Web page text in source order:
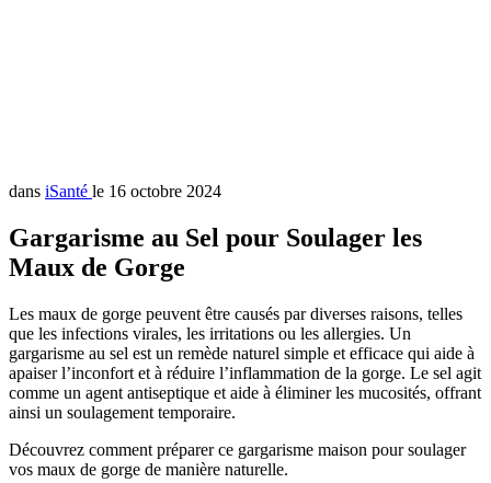
dans iSanté le 16 octobre 2024
Gargarisme au Sel pour Soulager les
Maux de Gorge
Les maux de gorge peuvent être causés par diverses raisons, telles
que les infections virales, les irritations ou les allergies. Un
gargarisme au sel est un remède naturel simple et efficace qui aide à
apaiser l’inconfort et à réduire l’inflammation de la gorge. Le sel agit
comme un agent antiseptique et aide à éliminer les mucosités, offrant
ainsi un soulagement temporaire.
Découvrez comment préparer ce gargarisme maison pour soulager
vos maux de gorge de manière naturelle.